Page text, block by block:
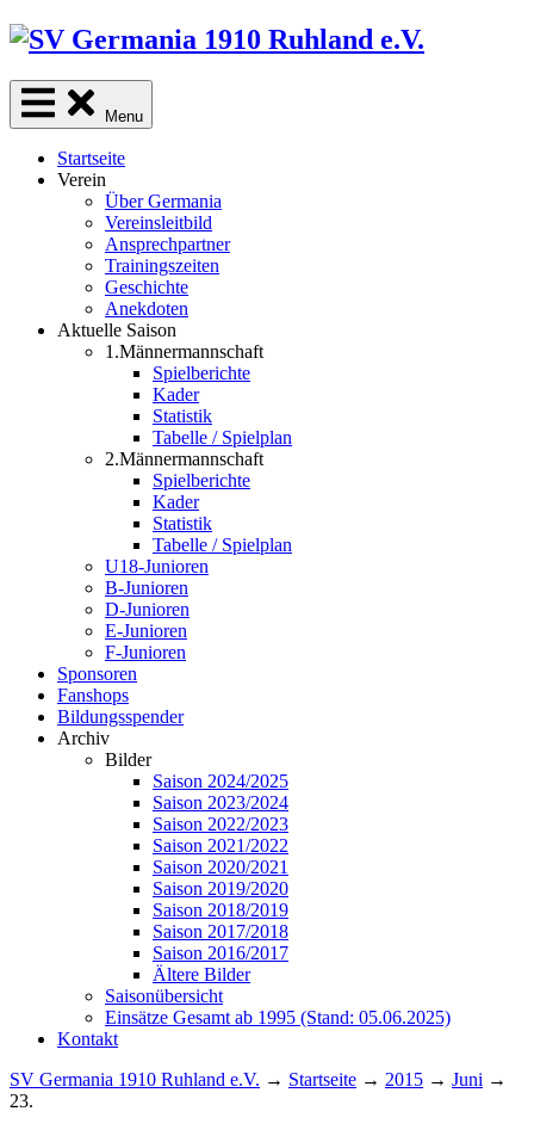
Skip
content
Menu
Startseite
Verein
Über Germania
Vereinsleitbild
Ansprechpartner
Trainingszeiten
Geschichte
Anekdoten
Aktuelle Saison
1.Männermannschaft
Spielberichte
Kader
Statistik
Tabelle / Spielplan
2.Männermannschaft
Spielberichte
Kader
Statistik
Tabelle / Spielplan
U18-Junioren
B-Junioren
D-Junioren
E-Junioren
F-Junioren
Sponsoren
Fanshops
Bildungsspender
Archiv
Bilder
Saison 2024/2025
Saison 2023/2024
Saison 2022/2023
Saison 2021/2022
Saison 2020/2021
Saison 2019/2020
Saison 2018/2019
Saison 2017/2018
Saison 2016/2017
Ältere Bilder
Saisonübersicht
Einsätze Gesamt ab 1995 (Stand: 05.06.2025)
Kontakt
SV Germania 1910 Ruhland e.V. → Startseite → 2015 → Juni →
23.